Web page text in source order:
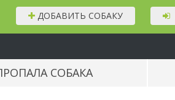
ДОБАВИТЬ СОБАКУ
СОБАКА